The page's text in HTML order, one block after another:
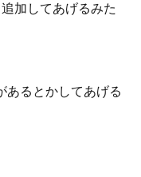
加してあげるみた
あるとかしてあげる